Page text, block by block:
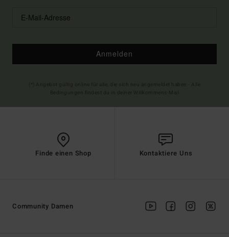
Anmelden
Finde einen Shop Kontaktiere Uns
Community Damen